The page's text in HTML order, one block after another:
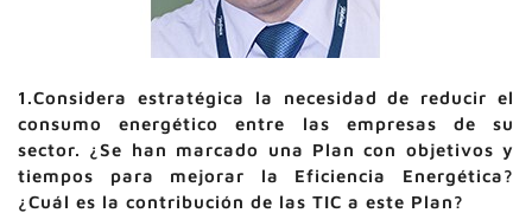
1.Considera estratégica la necesidad de reducir el
consumo energético entre las empresas de su
sector. ¿Se han marcado una Plan con objetivos y
tiempos para mejorar la Eficiencia Energética?
¿Cuál es la contribución de las TIC a este Plan?